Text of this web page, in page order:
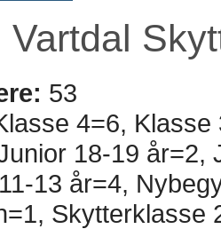
53
4=6,
18-19 år=2,
13 år=4,
Skytterklasse